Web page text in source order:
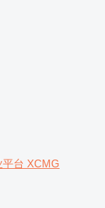
台 XCMG